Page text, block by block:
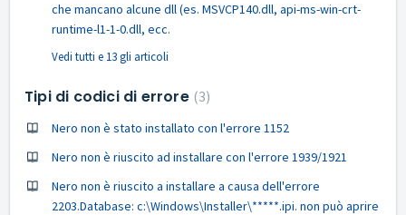
che mancano alcune dll (es. MSVCP140.dll, api-ms-win-crt-
runtime-l1-1-0.dll, ecc.
Vedi tutti e 13 gli articoli
Tipi di codici di errore 3
Nero non è stato installato con l'errore 1152
Nero non è riuscito ad installare con l'errore 1939/1921
Nero non è riuscito a installare a causa dell'errore
2203.Database: c:\Windows\Installer\*****.ipi. non può aprire